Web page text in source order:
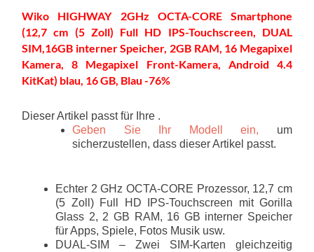
Wiko HIGHWAY 2GHz OCTA-CORE Smartphone
(12,7 cm (5 Zoll) Full HD IPS-Touchscreen, DUAL
SIM,16GB interner Speicher, 2GB RAM, 16 Megapixel
Kamera, 8 Megapixel Front-Kamera, Android 4.4
KitKat) blau, 16 GB, Blau -76%
Dieser Artikel passt für Ihre .
Geben Sie Ihr Modell ein, um
sicherzustellen, dass dieser Artikel passt.
Echter 2 GHz OCTA-CORE Prozessor, 12,7 cm
(5 Zoll) Full HD IPS-Touchscreen mit Gorilla
Glass 2, 2 GB RAM, 16 GB interner Speicher
für Apps, Spiele, Fotos Musik usw.
DUAL-SIM – Zwei SIM-Karten gleichzeitig